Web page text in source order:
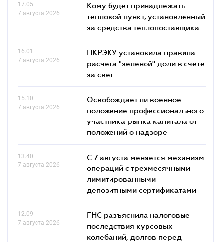
17.05
7 августа 2026
Кому будет принадлежать
тепловой пункт, установленный
за средства теплопоставщика
16.01
7 августа 2026
НКРЭКУ установила правила
расчета "зеленой" доли в счете
за свет
15.10
7 августа 2026
Освобождает ли военное
положение профессионального
участника рынка капитала от
положений о надзоре
13.40
7 августа 2026
С 7 августа меняется механизм
операций с трехмесячными
лимитированными
депозитными сертификатами
12.09
7 августа 2026
ГНС разъяснила налоговые
последствия курсовых
колебаний, долгов перед